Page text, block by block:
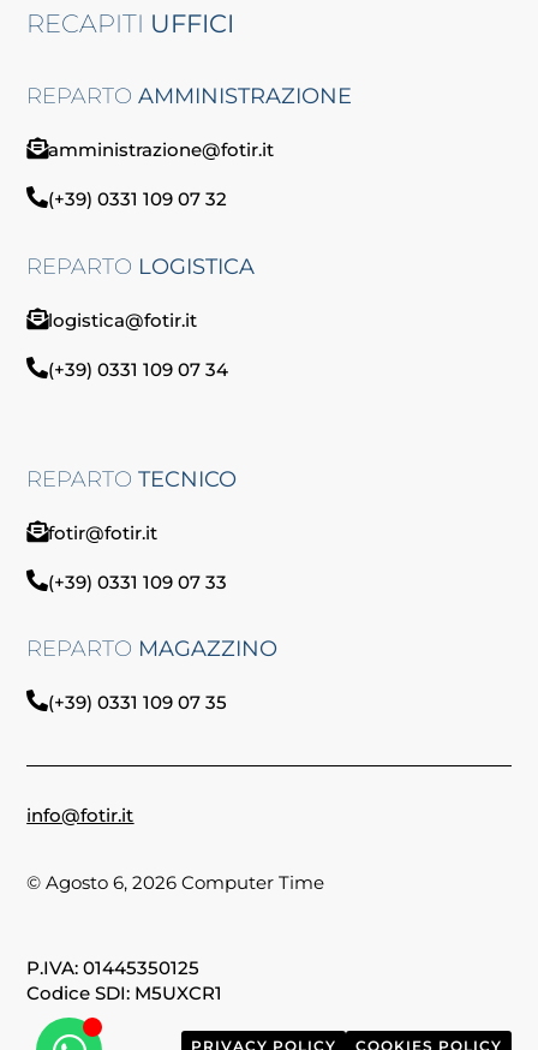
RECAPITI UFFICI
REPARTOAMMINISTRAZIONE
amministrazione@fotir.it
(+39) 0331 109 07 32
REPARTO LOGISTICA
logistica@fotir.it
(+39) 0331 109 07 34
REPARTOTECNICO
fotir@fotir.it
(+39) 0331 109 07 33
REPARTO MAGAZZINO
(+39) 0331 109 07 35
info@fotir.it
© Agosto 6, 2026 Computer Time
P.IVA: 01445350125
Codice SDI: M5UXCR1
PRIVACY POLICY COOKIES POLICY